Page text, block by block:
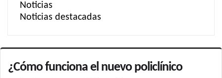
Noticias
Noticias destacadas
¿Cómo funciona el nuevo policlínico